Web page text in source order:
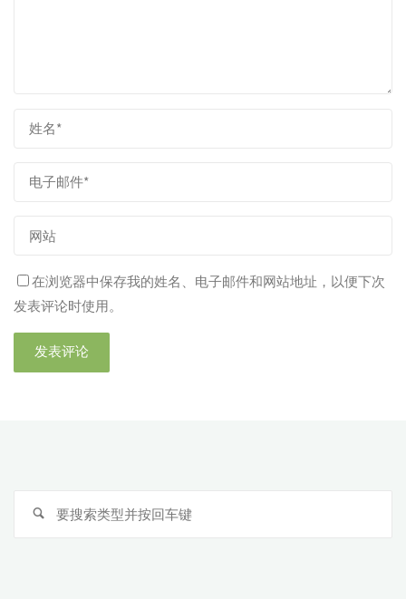
在浏览器中保存我的姓名、电子邮件和网站地址，以便下次
发表评论时使用。